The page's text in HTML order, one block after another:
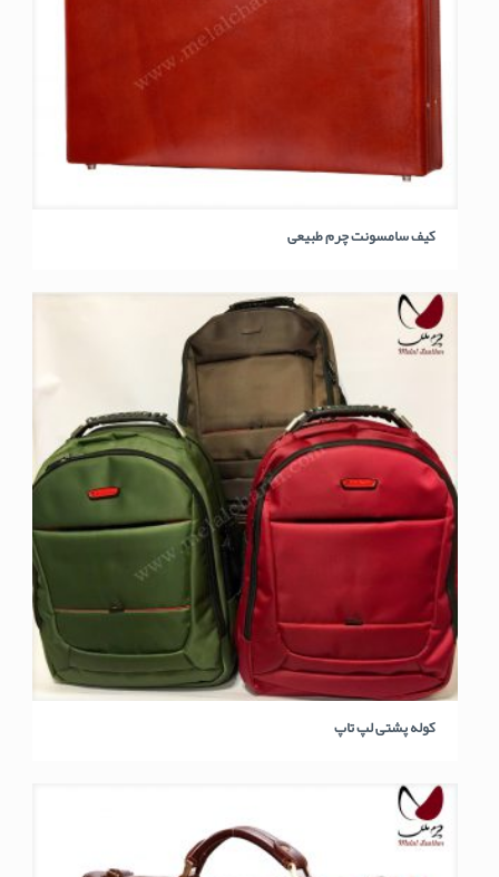
کیف سامسونت چرم طبیعی
کوله پشتی لپ تاپ